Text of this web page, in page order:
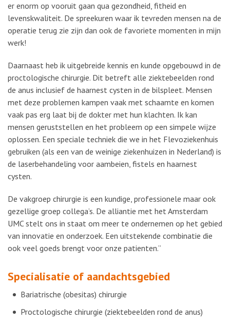
er enorm op vooruit gaan qua gezondheid, fitheid en
levenskwaliteit. De spreekuren waar ik tevreden mensen na de
operatie terug zie zijn dan ook de favoriete momenten in mijn
werk!
Daarnaast heb ik uitgebreide kennis en kunde opgebouwd in de
proctologische chirurgie. Dit betreft alle ziektebeelden rond
de anus inclusief de haarnest cysten in de bilspleet. Mensen
met deze problemen kampen vaak met schaamte en komen
vaak pas erg laat bij de dokter met hun klachten. Ik kan
mensen geruststellen en het probleem op een simpele wijze
oplossen. Een speciale techniek die we in het Flevoziekenhuis
gebruiken (als een van de weinige ziekenhuizen in Nederland) is
de laserbehandeling voor aambeien, fistels en haarnest
cysten.
De vakgroep chirurgie is een kundige, professionele maar ook
gezellige groep collega’s. De alliantie met het Amsterdam
UMC stelt ons in staat om meer te ondernemen op het gebied
van innovatie en onderzoek. Een uitstekende combinatie die
ook veel goeds brengt voor onze patienten.”
Specialisatie of aandachtsgebied
Bariatrische (obesitas) chirurgie
Proctologische chirurgie (ziektebeelden rond de anus)